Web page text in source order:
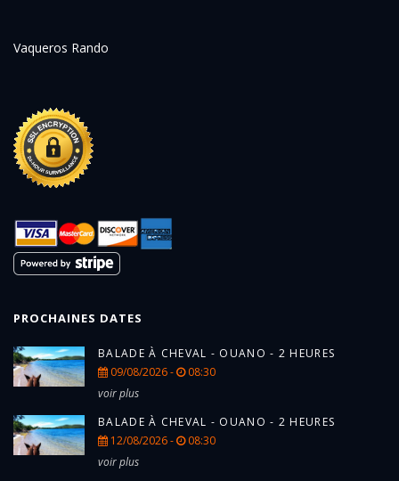
Vaqueros Rando
PROCHAINES DATES
BALADE À CHEVAL - OUANO - 2 HEURES
09/08/2026 -
08:30
voir plus
BALADE À CHEVAL - OUANO - 2 HEURES
12/08/2026 -
08:30
voir plus